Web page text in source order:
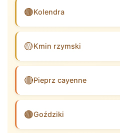
🟤Kolendra
🟡Kmin rzymski
🔴Pieprz cayenne
🟤Goździki